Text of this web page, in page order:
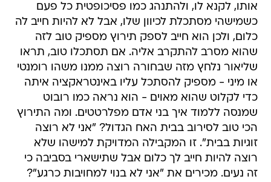
אותו, לקנא לו, ולהתנהג כמו פסיכופטית כל פעם
כשמישהי מסתכלת לכיוון שלו, אבל לא להיות חייב לה
כלום, ולכן הוא חייב לספק תירוץ מספיק טוב לזה
שהוא מסרב להתקרב אליה. אם תסתכלו טוב, תראו
שליאור נלחץ מזה שבחורה רוצה ממנו משהו רומנטי
או מיני - מספיק להסתכל עליו באינטראקציה איתה
כדי לקלוט שהוא מאוים - הוא נראה כמו רובוט
שמנסה ללמוד איך בני אדם מפלרטטים. ומה התירוץ
הכי טוב לסירוב בבית האח הגדול? "אני לא רוצה
זוגיות בבית". זו המקבילה המדויקת למישהו שלא
רוצה להיות חייב לך כלום אבל שתישארי בסביבה כי
זה נעים. מכירים את "אני לא בנוי למחויבות כרגע"?